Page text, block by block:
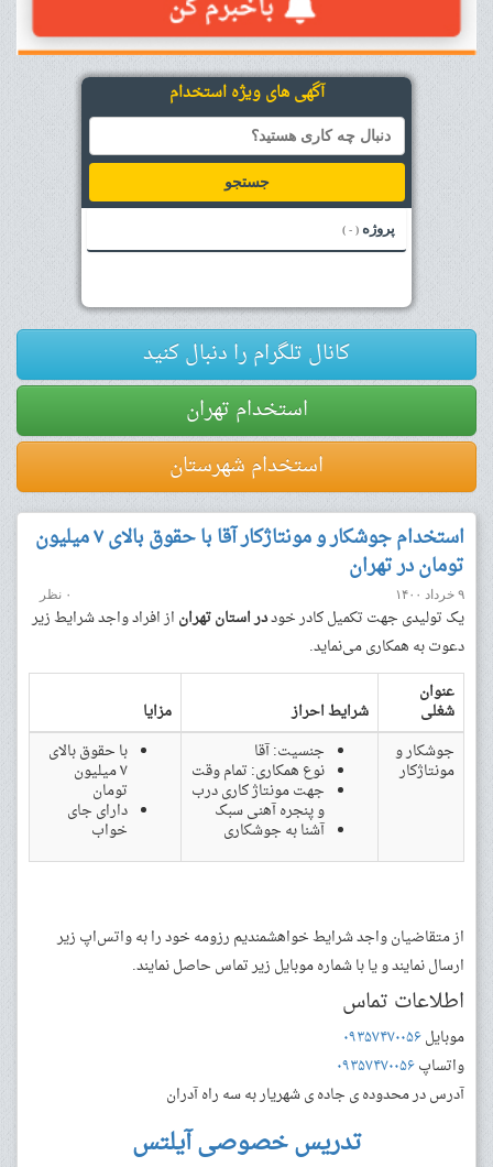
آگهی های ویژه استخدام
جستجو
پروژه ( - )
کانال تلگرام را دنبال کنید
استخدام تهران
استخدام شهرستان
استخدام جوشکار و مونتاژکار آقا با حقوق بالای ۷ میلیون
تومان در تهران
۹ خرداد ۱۴۰۰ ۰ نظر
یک تولیدی جهت تکمیل کادر خوددر استان‌ تهران از افراد واجد شرایط زیر
دعوت به همکاری می‌نماید.
عنوان
شغلی شرایط احراز
مزایا
جوشکار و
مونتاژکار
جنسیت: آقا
نوع همکاری: تمام وقت
جهت مونتاژ کاری درب
و پنجره آهنی سبک
آشنا به جوشکاری
با حقوق بالای
۷ میلیون
تومان
دارای جای
خواب
از متقاضیان واجد شرایط خواهشمندیم رزومه خود را به واتس‌اپ زیر
ارسال نمایند و یا با شماره موبایل زیر تماس حاصل نمایند.
اطلاعات تماس
موبایل۰۹۳۵۷۴۷۰۰۵۶
واتساپ۰۹۳۵۷۴۷۰۰۵۶
آدرسدر محدوده ی جاده ی شهریار به سه راه آدران
تدریس خصوصی آیلتس